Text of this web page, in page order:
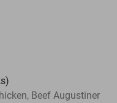
Beef Augustiner